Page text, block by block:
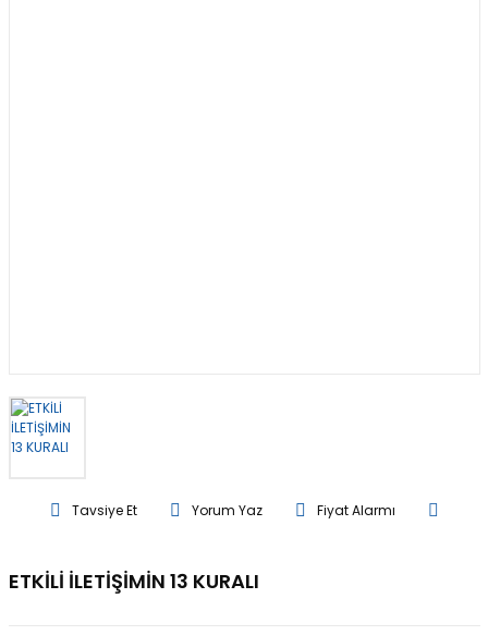
Tavsiye Et Yorum Yaz Fiyat Alarmı
ETKİLİ İLETİŞİMİN 13 KURALI